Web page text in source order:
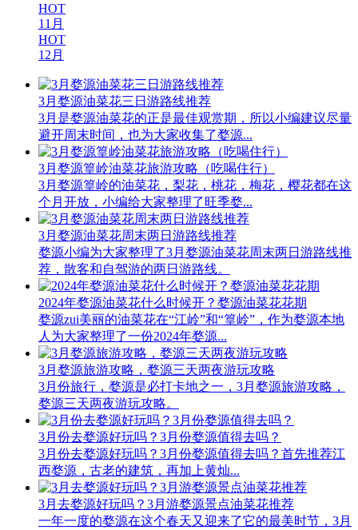
HOT
11月
HOT
12月
3月婺源油菜花三日游路线推荐
3月是婺源油菜花的正是最佳观赏期，所以小编建议尽量
避开周末时间，也为大家收集了婺源...
3月婺源篁岭油菜花旅游攻略（吃喝住行）
3月婺源篁岭的油菜花，梨花，桃花，梅花，樱花都在这
个月开放，小编给大家整理了旺季婺...
3月婺源油菜花周末两日游路线推荐
婺源小编为大家整理了3月婺源油菜花周末两日游路线推
荐，散客和自驾游的两日游路线。
2024年婺源油菜花什么时候开？婺源油菜花花期
婺源zui美丽的油菜花在“江岭”和“篁岭”，作为婺源本地
人为大家整理了一份2024年婺源...
3月婺源旅游攻略，婺源三天两夜游玩攻略
3月份旅行，婺源是必打卡地之一，3月婺源旅游攻略，
婺源三天两夜游玩攻略。
3月份去婺源好玩吗？3月份婺源值得去吗？
3月份去婺源好玩吗？3月份婺源值得去吗？​首先推荐江
西婺源，古老的建筑，再加上黄灿...
3月去婺源好玩吗？3月游婺源景点油菜花推荐
一年一度的婺源在这个春天又迎来了它的最美时节，3月